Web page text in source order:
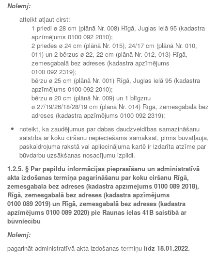
Nolemj:
atteikt atļaut cirst:
1 priedi ø 28 cm (plānā Nr. 008) Rīgā, Juglas ielā 95 (kadastra
apzīmējums 0100 092 2010);
2 priedes ø 24 cm (plānā Nr. 015), 24/17 cm (plānā Nr. 010,
011) un 2 bērzus ø 22, 22 cm (plānā Nr. 012, 013) Rīgā,
zemesgabalā bez adreses (kadastra apzīmējums
0100 092 2319);
bērzu ø 25 cm (plānā Nr. 001) Rīgā, Juglas ielā 95 (kadastra
apzīmējums 0100 092 2010);
bērzu ø 20 cm (plānā Nr. 009) un 1 blīgznu
ø 27/19/26/18/28/19 cm (plānā Nr. 014) Rīgā, zemesgabalā bez
adreses (kadastra apzīmējums 0100 092 2319);
noteikt, ka zaudējumus par dabas daudzveidības samazināšanu
saistībā ar koku ciršanu nepieciešams samaksāt, pirms būvatļaujā,
paskaidrojuma rakstā vai apliecinājuma kartē ir izdarīta atzīme par
būvdarbu uzsākšanas nosacījumu izpildi.
1.2.5. § Par papildu informācijas pieprasīšanu un administratīvā
akta izdošanas termiņa pagarināšanu par koku ciršanu Rīgā,
zemesgabalā bez adreses (kadastra apzīmējums 0100 089 2018),
Rīgā, zemesgabalā bez adreses (kadastra apzīmējums
0100 089 2019) un Rīgā, zemesgabalā bez adreses (kadastra
apzīmējums 0100 089 2020) pie Raunas ielas 41B saistībā ar
būvniecību
Nolemj:
pagarināt administratīvā akta izdošanas termiņu līdz 18.01.2022.